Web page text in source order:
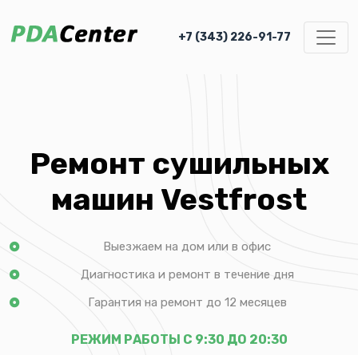
+7 (343) 226-91-77
Ремонт сушильных
машин Vestfrost
Выезжаем на дом или в офис
Диагностика и ремонт в течение дня
Гарантия на ремонт до 12 месяцев
РЕЖИМ РАБОТЫ С 9:30 ДО 20:30